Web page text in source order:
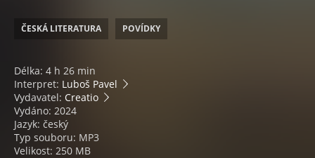
ČESKÁ LITERATURA POVÍDKY
Délka: 4 h 26 min
Interpret: Luboš Pavel
Vydavatel: Creatio
Vydáno: 2024
Jazyk: český
Typ souboru: MP3
Velikost: 250 MB